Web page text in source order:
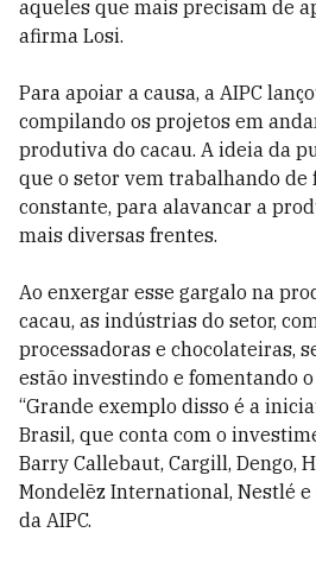
aqueles que mais precisam de
afirma Losi.
Para apoiar a causa, a AIPC
compilando os projetos em
produtiva do cacau. A ideia da
que o setor vem trabalhando de
constante, para alavancar a
mais diversas frentes.
Ao enxergar esse gargalo na
cacau, as indústrias do setor,
processadoras e chocolateiras,
estão investindo e fomentando
“Grande exemplo disso é a
Brasil, que conta com o
Barry Callebaut, Cargill, Dengo,
Mondelēz International, Nestlé e
da AIPC.